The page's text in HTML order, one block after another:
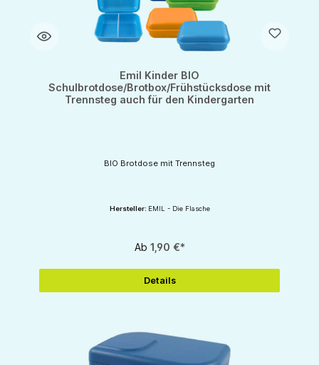
Emil Kinder BIO
Schulbrotdose/Brotbox/Frühstücksdose mit
Trennsteg auch für den Kindergarten
BIO Brotdose mit Trennsteg
Hersteller: EMIL - Die Flasche
Ab 1,90 €*
Details